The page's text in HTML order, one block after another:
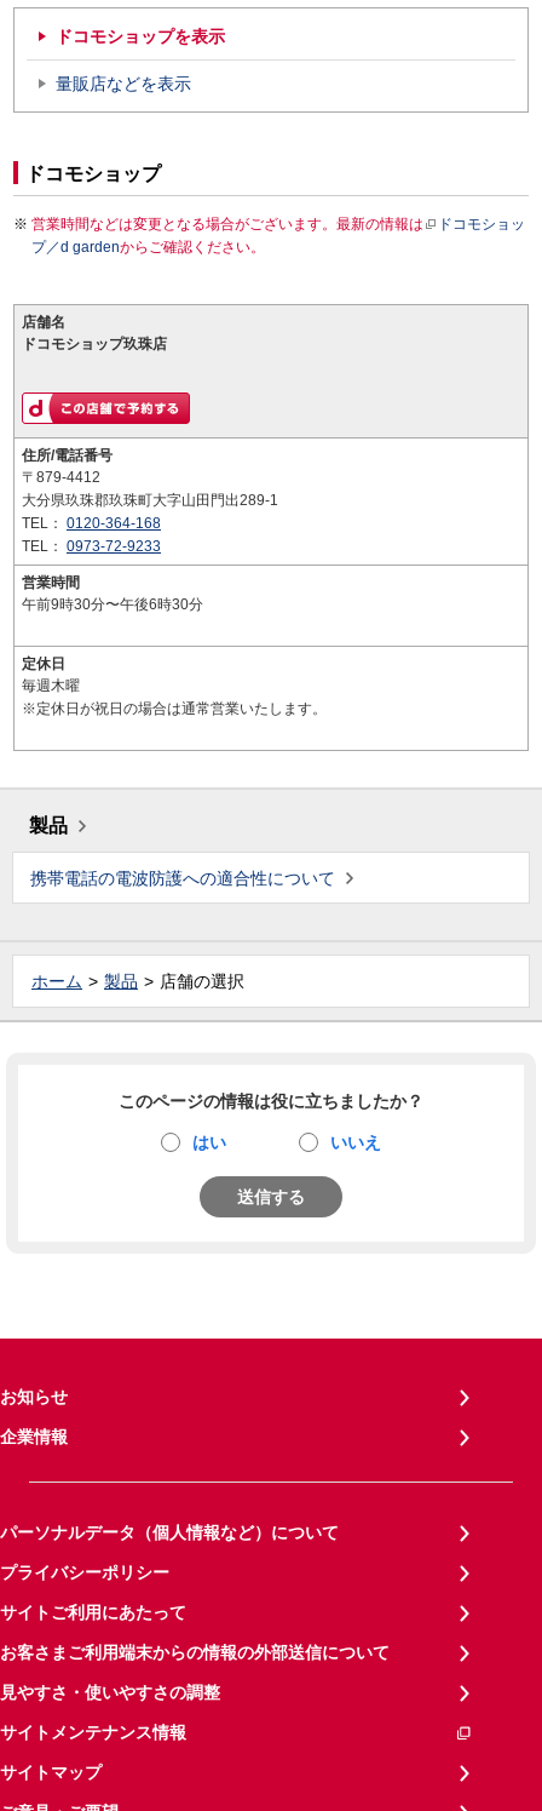
ドコモショップを表示
量販店などを表示
ドコモショップ
営業時間などは変更となる場合がございます。最新の情報は
ドコモショッ
プ／d gardenからご確認ください。
店舗名
ドコモショップ玖珠店
住所/電話番号
〒879-4412
大分県玖珠郡玖珠町大字山田門出289-1
TEL： 0120-364-168
TEL： 0973-72-9233
営業時間
午前9時30分〜午後6時30分
定休日
毎週木曜
※定休日が祝日の場合は通常営業いたします。
製品
携帯電話の電波防護への適合性について
ホーム 製品 店舗の選択
このページの情報は役に立ちましたか？
はい いいえ
送信する
お知らせ
企業情報
パーソナルデータ（個人情報など）について
プライバシーポリシー
サイトご利用にあたって
お客さまご利用端末からの情報の外部送信について
見やすさ・使いやすさの調整
サイトメンテナンス情報
サイトマップ